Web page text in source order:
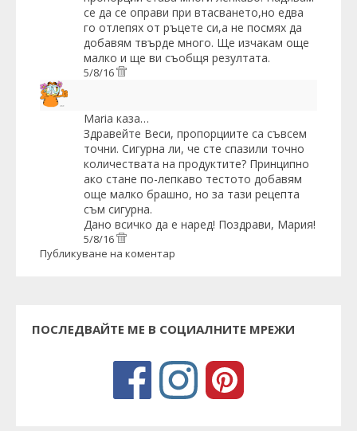
се да се оправи при втасването,но едва
го отлепях от ръцете си,а не посмях да
добавям твърде много. Ще изчакам още
малко и ще ви съобщя резултата.
5/8/16
Maria каза…
Здравейте Веси, пропорциите са съвсем
точни. Сигурна ли, че сте спазили точно
количествата на продуктите? Принципно
ако стане по-лепкаво тестото добавям
още малко брашно, но за тази рецепта
съм сигурна.
Дано всичко да е наред! Поздрави, Мария!
5/8/16
Публикуване на коментар
ПОСЛЕДВАЙТЕ МЕ В СОЦИАЛНИТЕ МРЕЖИ